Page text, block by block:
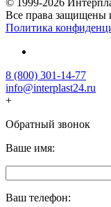
Все права защищены
Политика
8 (800) 301-14-77
info@interplast24.ru
+
Обратный звонок
Ваше имя:
Ваш телефон: